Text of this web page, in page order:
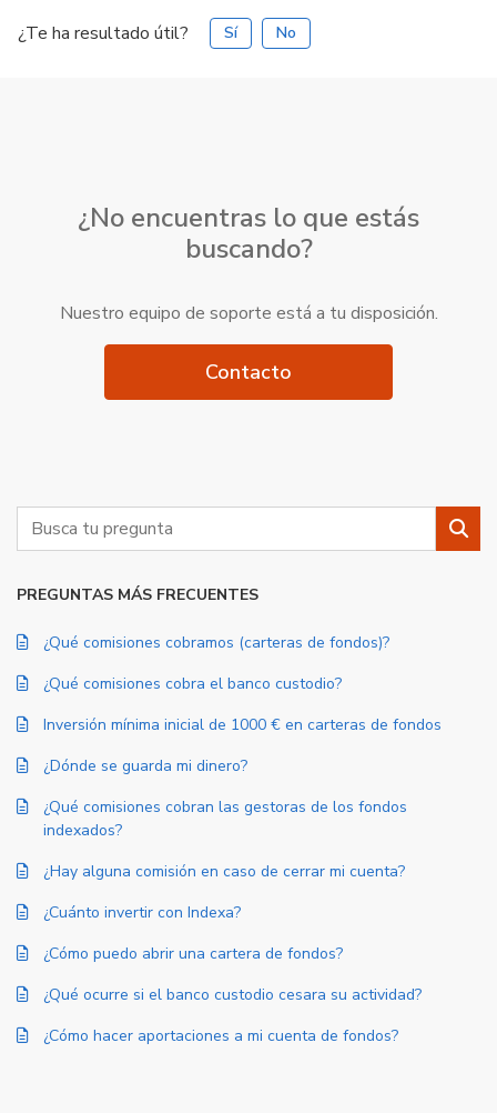
¿Te ha resultado útil? Sí No
¿No encuentras lo que estás
buscando?
Nuestro equipo de soporte está a tu disposición.
Contacto
Buscar
PREGUNTAS MÁS FRECUENTES
¿Qué comisiones cobramos (carteras de fondos)?
¿Qué comisiones cobra el banco custodio?
Inversión mínima inicial de 1000 € en carteras de fondos
¿Dónde se guarda mi dinero?
¿Qué comisiones cobran las gestoras de los fondos
indexados?
¿Hay alguna comisión en caso de cerrar mi cuenta?
¿Cuánto invertir con Indexa?
¿Cómo puedo abrir una cartera de fondos?
¿Qué ocurre si el banco custodio cesara su actividad?
¿Cómo hacer aportaciones a mi cuenta de fondos?